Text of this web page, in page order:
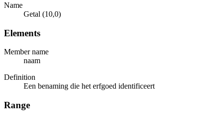
Name
Getal (10,0)
Elements
Member name
naam
Definition
Een benaming die het erfgoed identificeert
Range